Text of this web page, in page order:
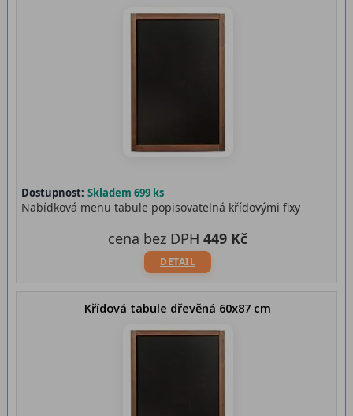
Dostupnost: Skladem 699 ks
Nabídková menu tabule popisovatelná křídovými fixy
DETAIL
cena bez DPH 449 Kč
Křídová tabule dřevěná 60x87 cm